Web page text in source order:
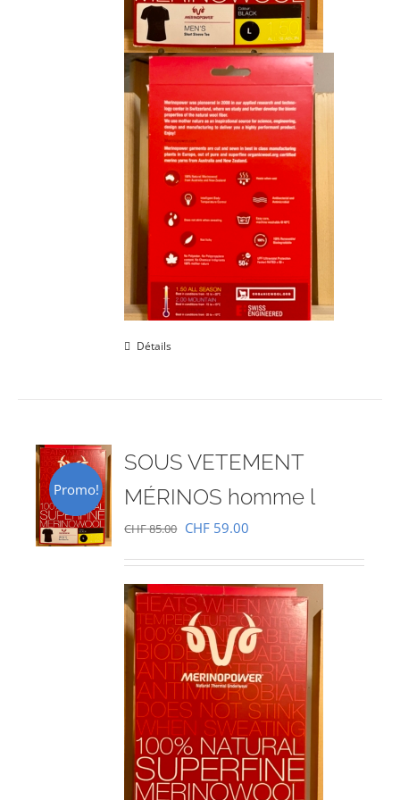
Détails
Promo!
SOUS VETEMENT
MÉRINOS homme l
CHF85.00 Le
initial
était :
CHF 85.00.
CHF 59.00
actuel
est :
CHF 59.00.